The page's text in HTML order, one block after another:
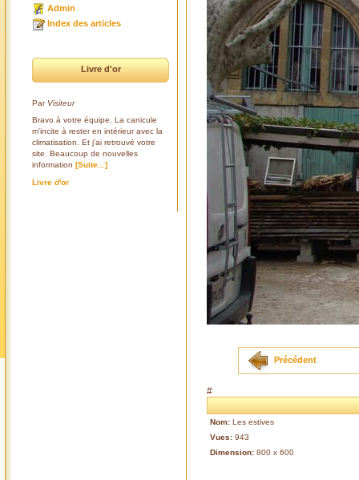
Admin
Index des articles
Livre d'or
Par Visiteur
Bravo à votre équipe. La canicule
m'incite à rester en intérieur avec la
climatisation. Et j'ai retrouvé votre
site. Beaucoup de nouvelles
information [Suite...]
Livre d'or
Précédent
#
Nom: Les estives
Vues: 943
Dimension: 800 x 600